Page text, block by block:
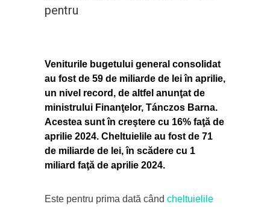
pentru
Veniturile bugetului general consolidat
au fost de 59 de miliarde de lei în aprilie,
un nivel record, de altfel anunţat de
ministrului Finanţelor, Tánczos Barna.
Acestea sunt în creştere cu 16% faţă de
aprilie 2024. Cheltuielile au fost de 71
de miliarde de lei, în scădere cu 1
miliard faţă de aprilie 2024.
Este pentru prima dată când cheltuielile